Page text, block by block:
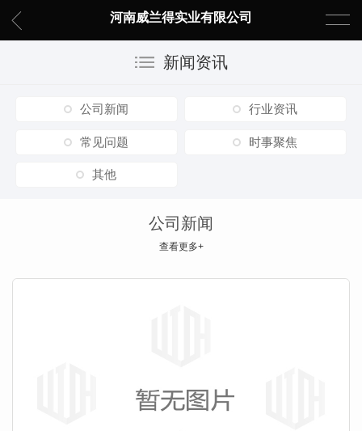
河南威兰得实业有限公司
新闻资讯
公司新闻 行业资讯
常见问题 时事聚焦
其他
公司新闻
查看更多+